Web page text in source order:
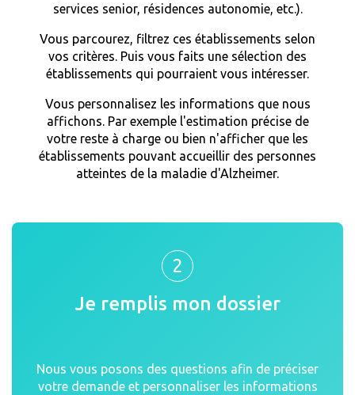
services senior, résidences autonomie, etc.).
Vous parcourez, filtrez ces établissements selon
vos critères. Puis vous faits une sélection des
établissements qui pourraient vous intéresser.
Vous personnalisez les informations que nous
affichons. Par exemple l'estimation précise de
votre reste à charge ou bien n'afficher que les
établissements pouvant accueillir des personnes
atteintes de la maladie d'Alzheimer.
2
Je remplis mon dossier
Nous vous posons des questions afin de préciser
votre demande et personnaliser les informations